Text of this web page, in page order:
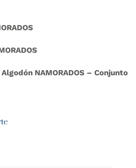
NAMORADOS – Conjunto